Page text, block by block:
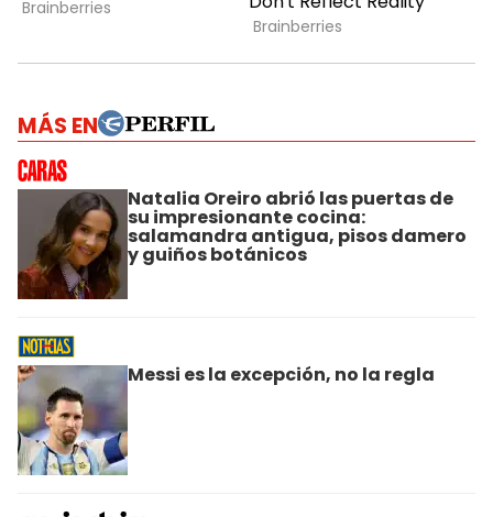
MÁS EN
Natalia Oreiro abrió las puertas de
su impresionante cocina:
salamandra antigua, pisos damero
y guiños botánicos
Messi es la excepción, no la regla